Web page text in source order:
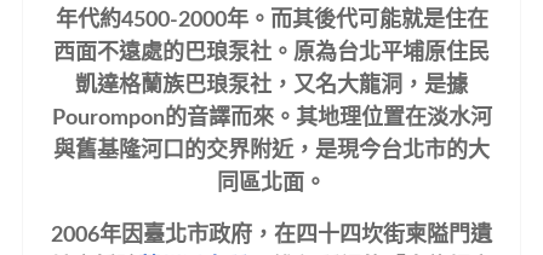
年代約4500-2000年。而其後代可能就是住在
西面不遠處的巴琅泵社。原為台北平埔原住民
凱達格蘭族巴琅泵社，又名大龍洞，是據
Pourompon的音譯而來。其地理位置在淡水河
與舊基隆河口的交界附近，是現今台北市的大
同區北面。
2006年因臺北市政府，在四十四坎街柬隘門遺